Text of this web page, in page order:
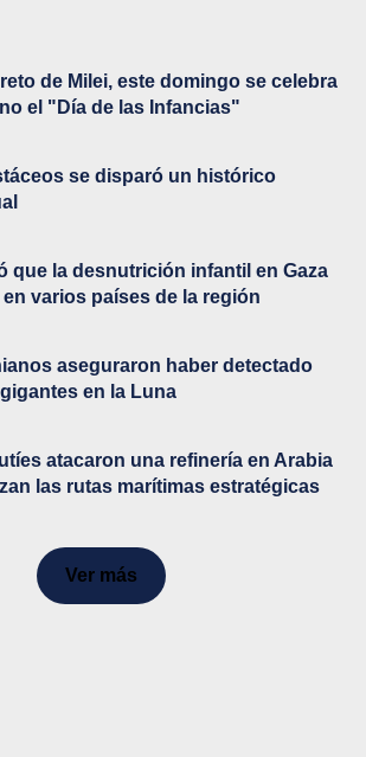
de Milei, este domingo se celebra
el "Día de las Infancias"
se disparó un histórico
que la desnutrición infantil en Gaza
varios países de la región
aseguraron haber detectado
en la Luna
atacaron una refinería en Arabia
las rutas marítimas estratégicas
Ver más